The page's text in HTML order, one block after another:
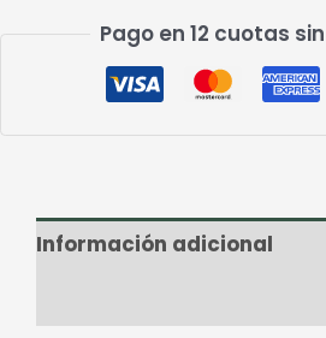
Pago en 12 cuotas
Información adicional